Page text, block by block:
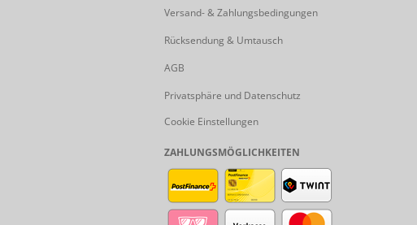
Versand- & Zahlungsbedingungen
Rücksendung & Umtausch
AGB
Privatsphäre und Datenschutz
Cookie Einstellungen
ZAHLUNGSMÖGLICHKEITEN